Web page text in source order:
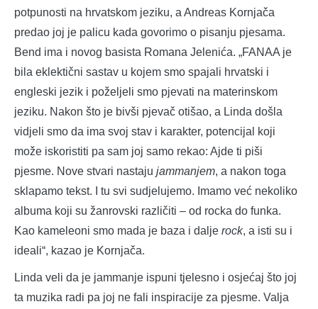
potpunosti na hrvatskom jeziku, a Andreas Kornjača
predao joj je palicu kada govorimo o pisanju pjesama.
Bend ima i novog basista Romana Jelenića. „FANAA je
bila eklektični sastav u kojem smo spajali hrvatski i
engleski jezik i poželjeli smo pjevati na materinskom
jeziku. Nakon što je bivši pjevač otišao, a Linda došla
vidjeli smo da ima svoj stav i karakter, potencijal koji
može iskoristiti pa sam joj samo rekao: Ajde ti piši
pjesme. Nove stvari nastaju jammanjem, a nakon toga
sklapamo tekst. I tu svi sudjelujemo. Imamo već nekoliko
albuma koji su žanrovski različiti – od rocka do funka.
Kao kameleoni smo mada je baza i dalje rock, a isti su i
ideali“, kazao je Kornjača.
Linda veli da je jammanje ispuni tjelesno i osjećaj što joj
ta muzika radi pa joj ne fali inspiracije za pjesme. Valja